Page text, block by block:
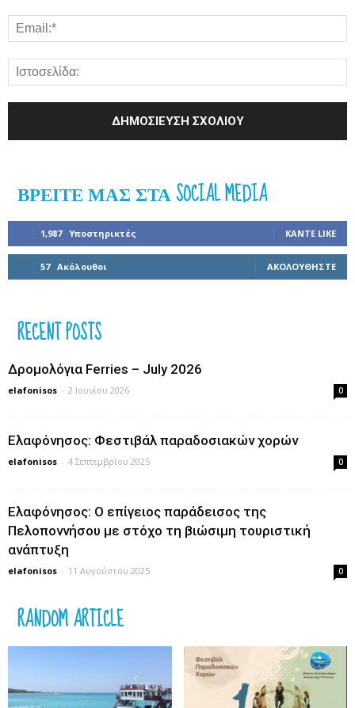
ΒΡΕΊΤΕ ΜΑΣ ΣΤΑ SOCIAL MEDIA
1,987 Υποστηρικτές ΚΆΝΤΕ LIKE
57 Ακόλουθοι ΑΚΟΛΟΥΘΉΣΤΕ
RECENT POSTS
Δρομολόγια Ferries – July 2026
elafonisos - 2 Ιουνίου 2026 0
Ελαφόνησος: Φεστιβάλ παραδοσιακών χορών
elafonisos - 4 Σεπτεμβρίου 2025 0
Ελαφόνησος: Ο επίγειος παράδεισος της
Πελοποννήσου με στόχο τη βιώσιμη τουριστική
ανάπτυξη
elafonisos - 11 Αυγούστου 2025 0
RANDOM ARTICLE